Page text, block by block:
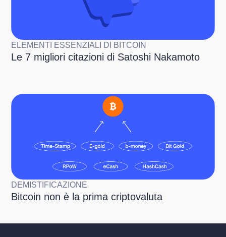
ELEMENTI ESSENZIALI DI BITCOIN
Le 7 migliori citazioni di Satoshi Nakamoto
DEMISTIFICAZIONE
Bitcoin non è la prima criptovaluta